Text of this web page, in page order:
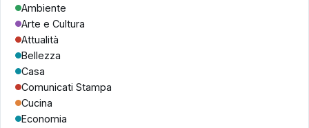
Ambiente
Arte e Cultura
Attualità
Bellezza
Casa
Comunicati Stampa
Cucina
Economia